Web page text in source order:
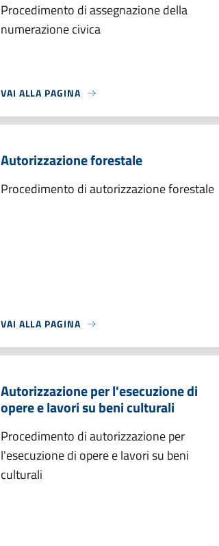
Procedimento di assegnazione della
numerazione civica
VAI ALLA PAGINA
Autorizzazione forestale
Procedimento di autorizzazione forestale
VAI ALLA PAGINA
Autorizzazione per l'esecuzione di
opere e lavori su beni culturali
Procedimento di autorizzazione per
l'esecuzione di opere e lavori su beni
culturali